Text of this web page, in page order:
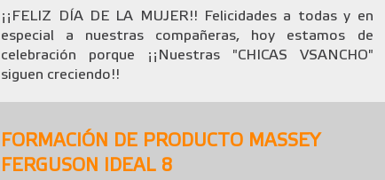
¡¡FELIZ DÍA DE LA MUJER!! Felicidades a todas y en
especial a nuestras compañeras, hoy estamos de
celebración porque ¡¡Nuestras "CHICAS VSANCHO"
siguen creciendo!!
FORMACIÓN DE PRODUCTO MASSEY
FERGUSON IDEAL 8